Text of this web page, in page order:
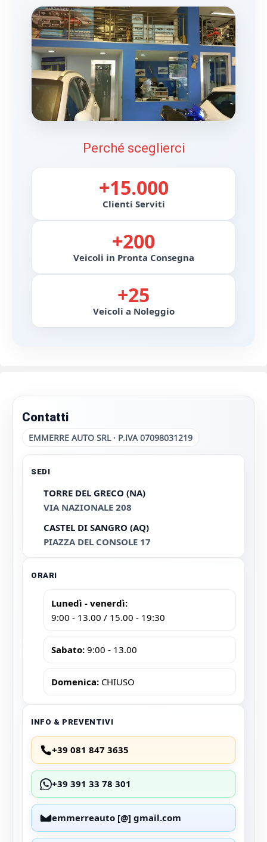
Perché sceglierci
+15.000
Clienti Serviti
+200
Veicoli in Pronta Consegna
+25
Veicoli a Noleggio
Contatti
EMMERRE AUTO SRL · P.IVA 07098031219
SEDI
TORRE DEL GRECO (NA)
VIA NAZIONALE 208
CASTEL DI SANGRO (AQ)
PIAZZA DEL CONSOLE 17
ORARI
Lunedì - venerdì:
9:00 - 13.00 / 15.00 - 19:30
Sabato: 9:00 - 13.00
Domenica: CHIUSO
INFO & PREVENTIVI
+39 081 847 3635
+39 391 33 78 301
emmerreauto [@] gmail.com